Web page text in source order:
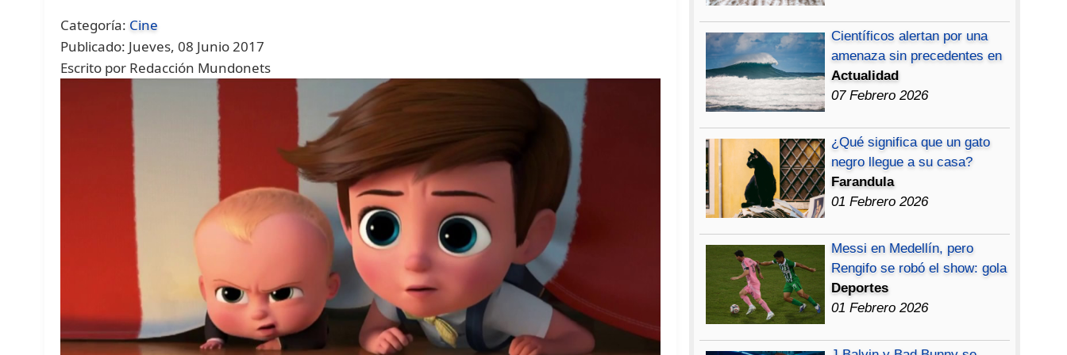
Categoría: Cine
Publicado: Jueves, 08 Junio 2017
Escrito por Redacción Mundonets
Científicos alertan por una
amenaza sin precedentes en
Actualidad
07 Febrero 2026
¿Qué significa que un gato
negro llegue a su casa?
Farandula
01 Febrero 2026
Messi en Medellín, pero
Rengifo se robó el show: gola
Deportes
01 Febrero 2026